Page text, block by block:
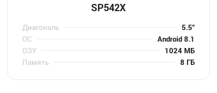
SP542X
Диагональ
5.5″
ОС
Android 8.1
ОЗУ
1024 МБ
Память
8 ГБ